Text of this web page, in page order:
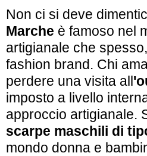
Non ci si deve
Marche è famoso nel
artigianale che
fashion brand. Chi
perdere una visita all
imposto a livello
approccio artigianale.
scarpe maschili di
mondo donna e